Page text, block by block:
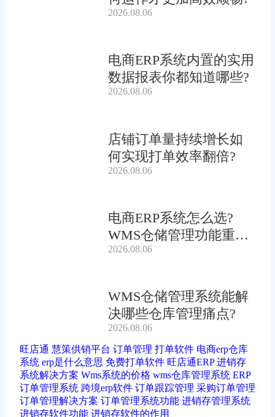
2026.08.06
电商ERP系统内置的实用
数据报表你都知道哪些?
2026.08.06
店铺订单量持续增长如
何实现打单效率翻倍?
2026.08.06
电商ERP系统怎么选?
WMS仓储管理功能重要
吗?
2026.08.06
WMS仓储管理系统能解
决哪些仓库管理痛点?
2026.08.06
旺店通 慧策供销平台 订单管理 打单软件 电商erp仓库
系统 erp是什么意思 免费打单软件 旺店通ERP 进销存
系统解决方案 Wms系统的价格 wms仓库管理系统 ERP
订单管理系统 跨境erp软件 订单跟踪管理 采购订单管理
订单管理解决方案 订单管理系统功能 进销存管理系统
进销存软件功能 进销存软件的作用